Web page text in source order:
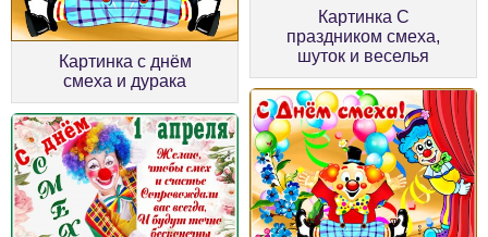
Картинка с днём
смеха и дурака
Картинка С
праздником смеха,
шуток и веселья